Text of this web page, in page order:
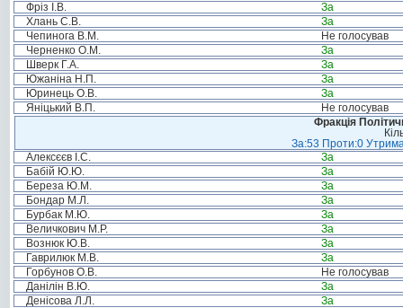
Фріз І.В.
За
Хлань С.В.
За
Чепинога В.М.
Не голосував
Черненко О.М.
За
Шверк Г.А.
За
Южаніна Н.П.
За
Юринець О.В.
За
Яніцький В.П.
Не голосував
Фракція
За:53 Проти:0
Алексєєв І.С.
За
Бабій Ю.Ю.
За
Береза Ю.М.
За
Бондар М.Л.
За
Бурбак М.Ю.
За
Величкович М.Р.
За
Вознюк Ю.В.
За
Гаврилюк М.В.
За
Горбунов О.В.
Не голосував
Данілін В.Ю.
За
Денісова Л.Л.
За